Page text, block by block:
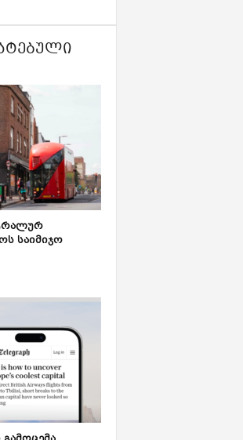
საიმიჯო